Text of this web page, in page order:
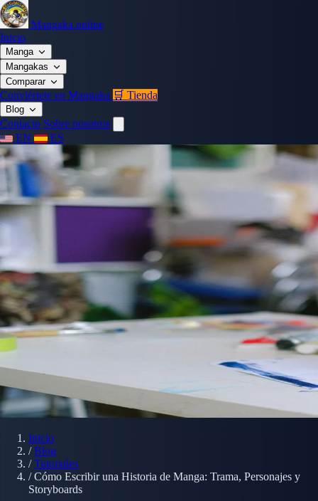
Mangaka.online
Inicio
Manga
Mangakas
Comparar
Conviértete en Mangaka 🛒 Tienda
Blog
Contacto Sobre nosotros
EN
ES
Inicio
/ Blog
/ Tutoriales
/ Cómo Escribir una Historia de Manga: Trama, Personajes y
Storyboards